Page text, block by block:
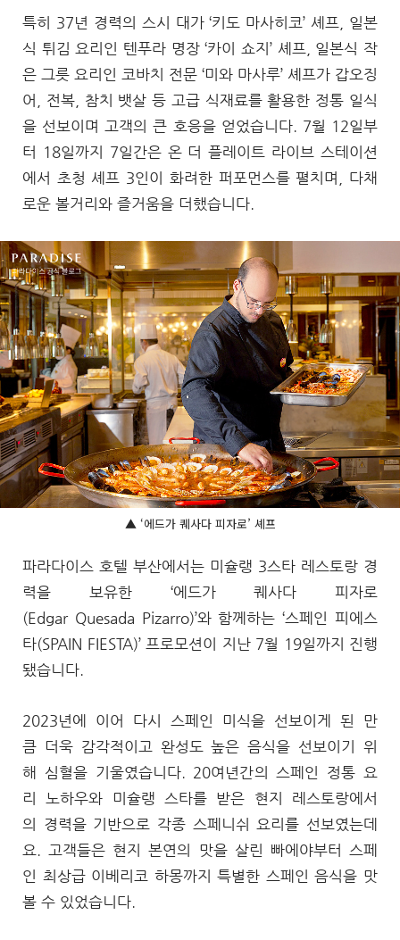
특히 37년 경력의 스시 대가 ‘키도 마사히코’ 셰프, 일본
식 튀김 요리인 텐푸라 명장 ‘카이 쇼지’ 셰프, 일본식 작
은 그릇 요리인 코바치 전문 ‘미와 마사루’ 셰프가 갑오징
어, 전복, 참치 뱃살 등 고급 식재료를 활용한 정통 일식
을 선보이며 고객의 큰 호응을 얻었습니다. 7월 12일부
터 18일까지 7일간은 온 더 플레이트 라이브 스테이션
에서 초청 셰프 3인이 화려한 퍼포먼스를 펼치며, 다채
로운 볼거리와 즐거움을 더했습니다.
▲ ‘에드가 퀘사다 피자로’ 셰프
파라다이스 호텔 부산에서는 미슐랭 3스타 레스토랑 경
력을 보유한 ‘에드가 퀘사다 피자로
(Edgar Quesada Pizarro)’와 함께하는 ‘스페인 피에스
타(SPAIN FIESTA)’ 프로모션이 지난 7월 19일까지 진행
됐습니다.
2023년에 이어 다시 스페인 미식을 선보이게 된 만
큼 더욱 감각적이고 완성도 높은 음식을 선보이기 위
해 심혈을 기울였습니다. 20여년간의 스페인 정통 요
리 노하우와 미슐랭 스타를 받은 현지 레스토랑에서
의 경력을 기반으로 각종 스페니쉬 요리를 선보였는데
요. 고객들은 현지 본연의 맛을 살린 빠에야부터 스페
인 최상급 이베리코 하몽까지 특별한 스페인 음식을 맛
볼 수 있었습니다.